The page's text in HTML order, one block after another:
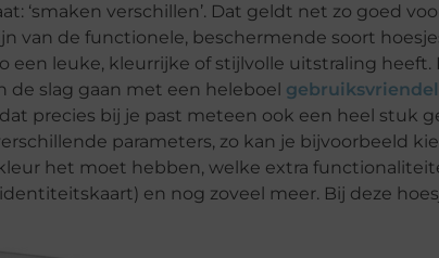
‘smaken verschillen’. Dat geldt net zo goed
van de functionele, beschermende soort
een leuke, kleurrijke of stijlvolle uitstraling
de slag gaan met een heleboel
precies bij je past meteen ook een heel stuk
parameters, zo kan je bijvoorbeeld
het moet hebben, welke extra
en nog zoveel meer. Bij deze